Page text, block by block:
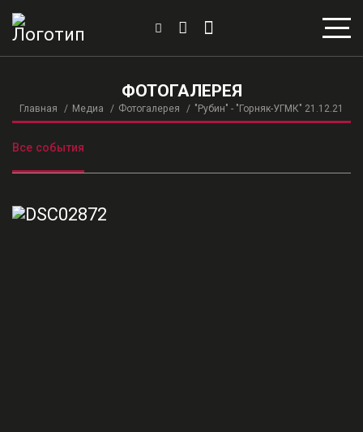
ФОТОГАЛЕРЕЯ
Главная Медиа Фотогалерея "Рубин" - "Горняк-УГМК" 21.12.21
Все события